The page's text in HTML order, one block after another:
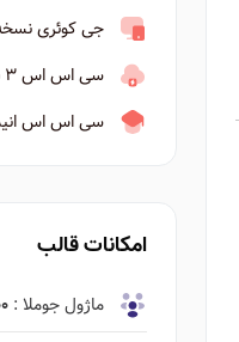
جی کوئری نسخه ۳ به
سی اس اس ۳ به بالا
سی اس اس
امکانات قالب
ماژول جوملا : ۲۰۰